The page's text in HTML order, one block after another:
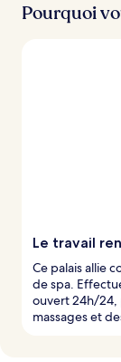
Pourquoi
Le travail
Ce palais allie
de spa.
ouvert 24h/24,
massages et